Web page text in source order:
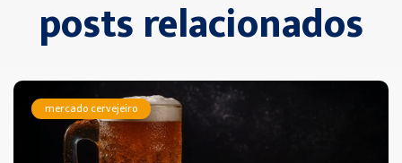
posts relacionados
mercado cervejeiro